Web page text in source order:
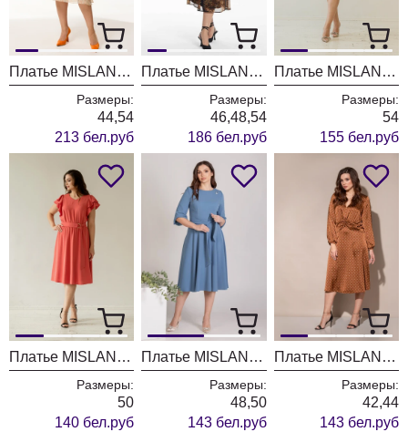
Платье MISLANA WOMEN А897
Размеры:
44,54
213 бел.руб
Платье MISLANA WOMEN А879
Размеры:
46,48,54
186 бел.руб
Платье MISLANA WOMEN 784
Размеры:
54
155 бел.руб
Платье MISLANA WOMEN 781
Размеры:
50
140 бел.руб
Платье MISLANA WOMEN 4101/2
Размеры:
48,50
143 бел.руб
Платье MISLANA WOMEN 717
Размеры:
42,44
143 бел.руб